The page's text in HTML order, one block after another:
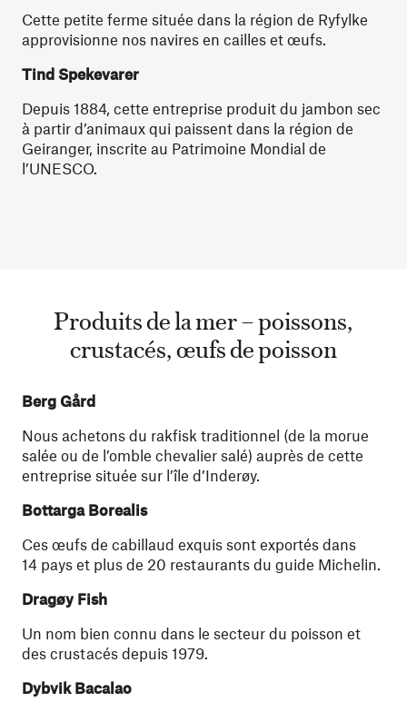
Cette petite ferme située dans la région de Ryfylke
approvisionne nos navires en cailles et œufs.
Tind Spekevarer
Depuis 1884, cette entreprise produit du jambon sec
à partir d’animaux qui paissent dans la région de
Geiranger, inscrite au Patrimoine Mondial de
l’UNESCO.
Produits de la mer – poissons,
crustacés, œufs de poisson
Berg Gård
Nous achetons du rakfisk traditionnel (de la morue
salée ou de l’omble chevalier salé) auprès de cette
entreprise située sur l’île d’Inderøy.
Bottarga Borealis
Ces œufs de cabillaud exquis sont exportés dans
14 pays et plus de 20 restaurants du guide Michelin.
Dragøy Fish
Un nom bien connu dans le secteur du poisson et
des crustacés depuis 1979.
Dybvik Bacalao